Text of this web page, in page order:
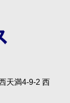
天満4-9-2 西